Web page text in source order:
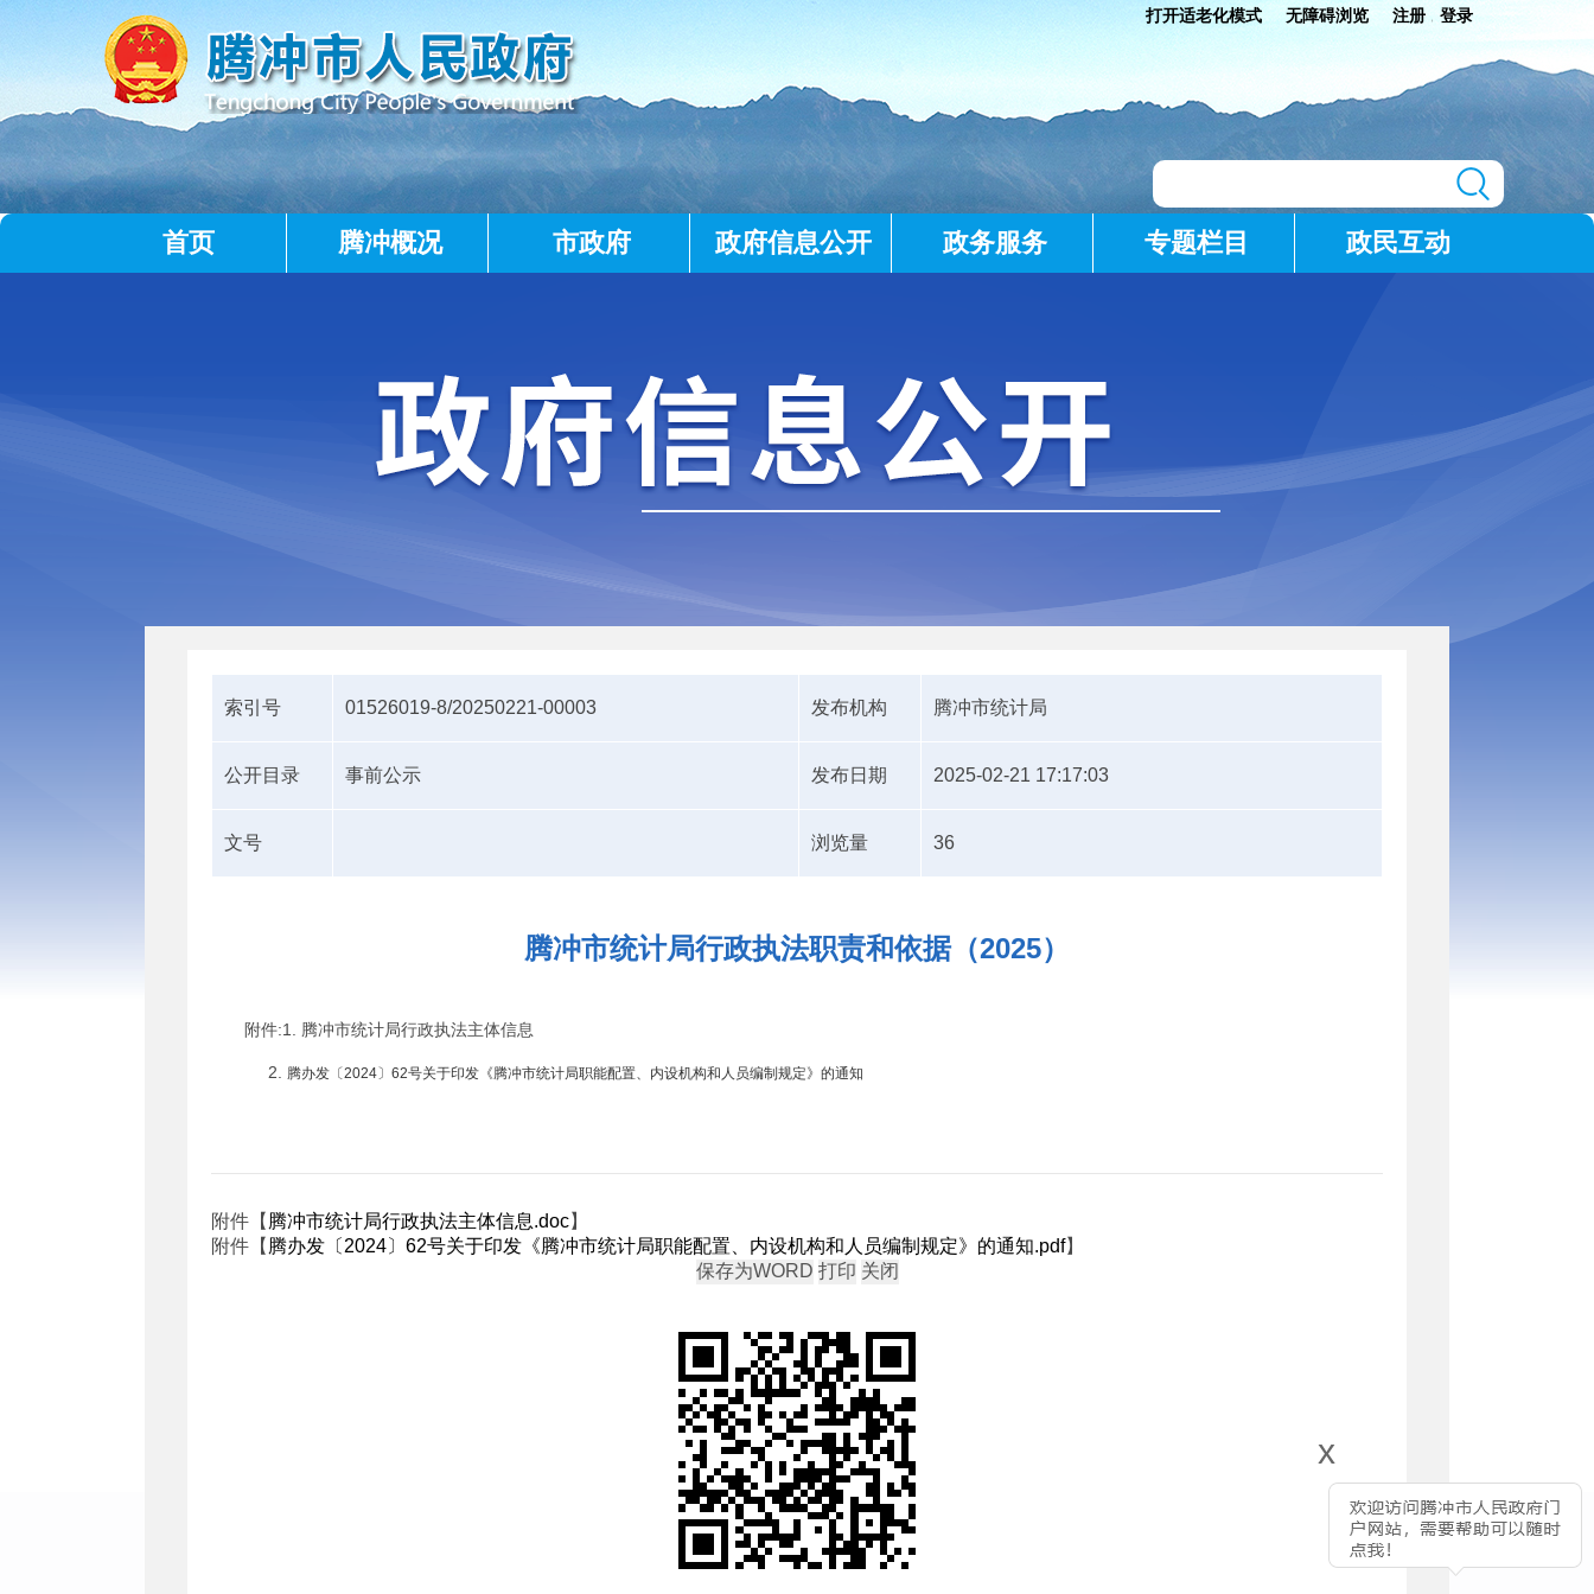
打开适老化模式 无障碍浏览 注册 登录
x
首页 腾冲概况 市政府 政府信息公开 政务服务 专题栏目 政民互动
索引号 01526019-8/20250221-00003 发布机构 腾冲市统计局
公开目录 事前公示 发布日期 2025-02-21 17:17:03
文号 浏览量 36
腾冲市统计局行政执法职责和依据（2025）
附件:1. 腾冲市统计局行政执法主体信息
2. 腾办发〔2024〕62号关于印发《腾冲市统计局职能配置、内设机构和人员编制规定》的通知
附件【 腾冲市统计局行政执法主体信息.doc】
附件【 腾办发〔2024〕62号关于印发《腾冲市统计局职能配置、内设机构和人员编制规定》的通知.pdf】